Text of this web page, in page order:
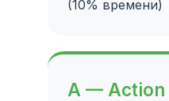
(10% времени)
A — Action